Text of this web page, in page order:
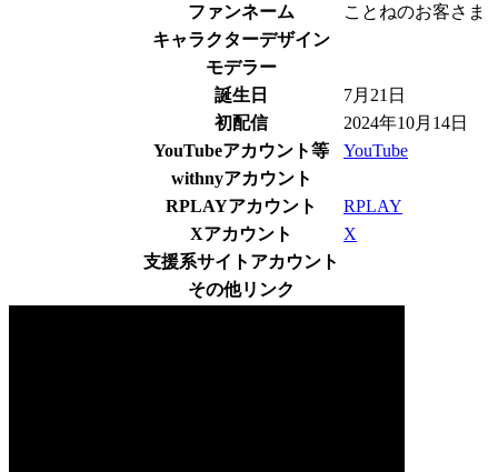
ファンネーム
ことねのお客さま
キャラクターデザイン
モデラー
誕生日
7月21日
初配信
2024年10月14日
YouTubeアカウント等
YouTube
withnyアカウント
RPLAYアカウント
RPLAY
Xアカウント
X
支援系サイトアカウント
その他リンク